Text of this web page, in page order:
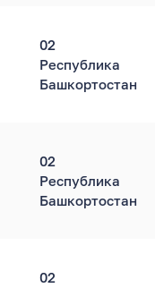
02
Республика
Башкортостан
02
Республика
Башкортостан
02